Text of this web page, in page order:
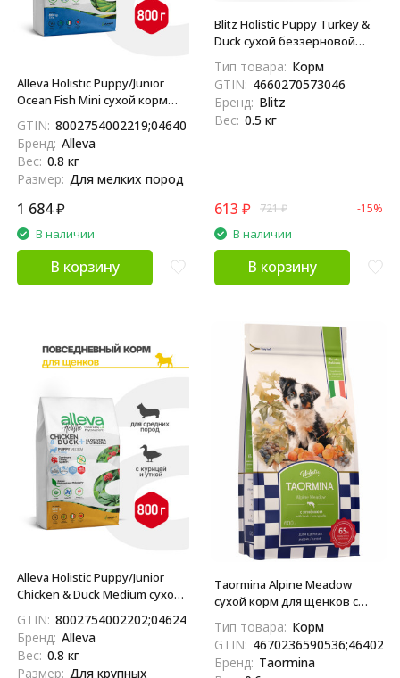
Alleva Holistic Puppy/Junior
Ocean Fish Mini сухой корм
океанической рыбой,
коноплей и алое вера - 800 г
GTIN: 8002754002219;04640413380366
Бренд: Alleva
Вес: 0.8 кг
Размер: Для мелких пород
1 684₽
В наличии
В корзину
Blitz Holistic Puppy Turkey &
Duck сухой беззерновой
пород, беременных и
кормящих сук, при
чувствительном
пищеварении с индейкой и
Тип товара: Корм
GTIN: 4660270573046
Бренд: Blitz
Вес: 0.5 кг
613 ₽ 721₽ -15%
В наличии
В корзину
Alleva Holistic Puppy/Junior
Chicken & Duck Medium сухой
с курицей и уткой, алое вера
и женьшенем - 800 г
GTIN: 8002754002202;04624837890687
Бренд: Alleva
Вес: 0.8 кг
Размер: Для крупных
Taormina Alpine Meadow
сухой корм для щенков с
Тип товара: Корм
GTIN:
Бренд: Taormina